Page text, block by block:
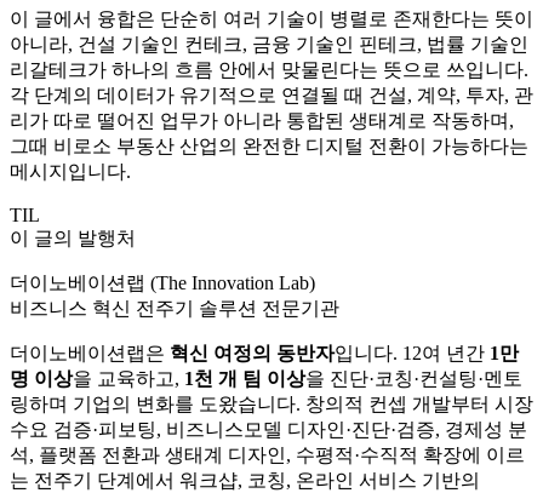
이 글에서 융합은 단순히 여러 기술이 병렬로 존재한다는 뜻이
아니라, 건설 기술인 컨테크, 금융 기술인 핀테크, 법률 기술인
리갈테크가 하나의 흐름 안에서 맞물린다는 뜻으로 쓰입니다.
각 단계의 데이터가 유기적으로 연결될 때 건설, 계약, 투자, 관
리가 따로 떨어진 업무가 아니라 통합된 생태계로 작동하며,
그때 비로소 부동산 산업의 완전한 디지털 전환이 가능하다는
메시지입니다.
TIL
이 글의 발행처
더이노베이션랩 (The Innovation Lab)
비즈니스 혁신 전주기 솔루션 전문기관
더이노베이션랩은 혁신 여정의 동반자입니다. 12여 년간 1만
명 이상을 교육하고, 1천 개 팀 이상을 진단·코칭·컨설팅·멘토
링하며 기업의 변화를 도왔습니다. 창의적 컨셉 개발부터 시장
수요 검증·피보팅, 비즈니스모델 디자인·진단·검증, 경제성 분
석, 플랫폼 전환과 생태계 디자인, 수평적·수직적 확장에 이르
는 전주기 단계에서 워크샵, 코칭, 온라인 서비스 기반의